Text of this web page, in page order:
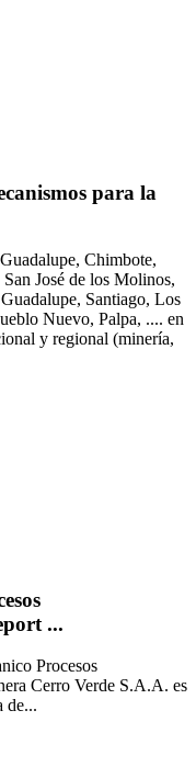
para la
Chimbote,
José de los Molinos,
Santiago, Los
Nuevo, Palpa, .... en
y regional (minería,
...
Procesos
Cerro Verde S.A.A. es
de...